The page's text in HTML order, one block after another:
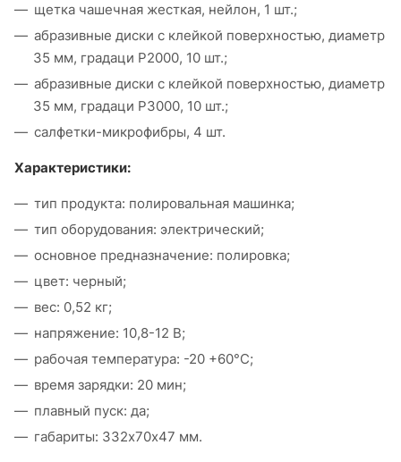
щетка чашечная жесткая, нейлон, 1 шт.;
абразивные диски с клейкой поверхностью, диаметр
35 мм, градаци Р2000, 10 шт.;
абразивные диски с клейкой поверхностью, диаметр
35 мм, градаци Р3000, 10 шт.;
салфетки-микрофибры, 4 шт.
Характеристики:
тип продукта: полировальная машинка;
тип оборудования: электрический;
основное предназначение: полировка;
цвет: черный;
вес: 0,52 кг;
напряжение: 10,8-12 В;
рабочая температура: -20 +60°С;
время зарядки: 20 мин;
плавный пуск: да;
габариты: 332х70х47 мм.